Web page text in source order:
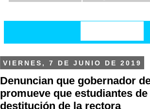
VIERNES, 7 DE JUNIO DE 2019
Denuncian que gobernador
promueve que estudiantes
destitución de la rectora